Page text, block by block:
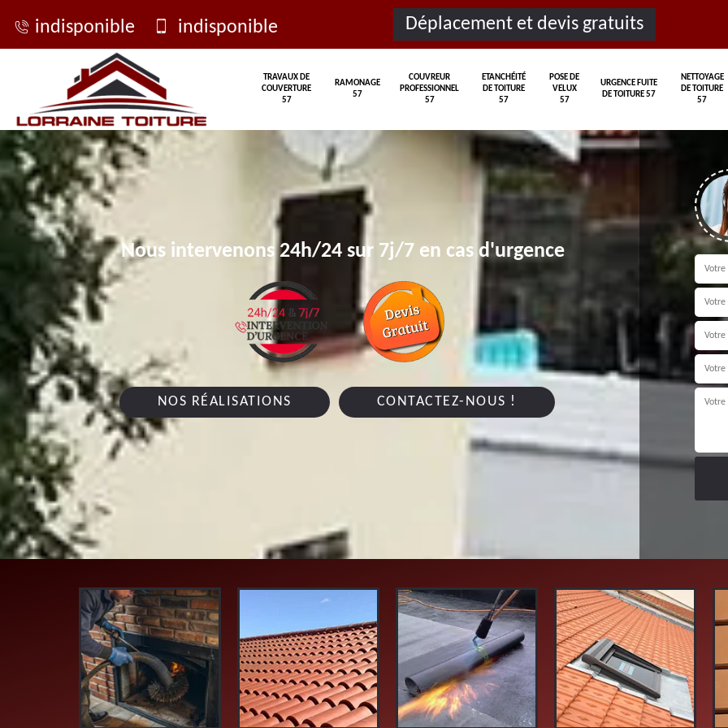
indisponible indisponible Déplacement et devis gratuits
TRAVAUX DE
COUVERTURE
57
RAMONAGE
57
COUVREUR
PROFESSIONNEL
57
ETANCHÉITÉ
DE TOITURE
57
POSE DE
VELUX
57
URGENCE FUITE
DE TOITURE 57
NETTOYAGE
DE TOITURE
57
Nous intervenons 24h/24 sur 7j/7 en cas d'urgence
NOS RÉALISATIONS CONTACTEZ-NOUS !